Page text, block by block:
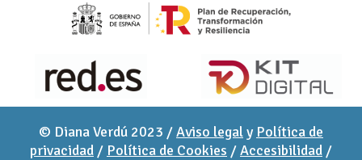
© Diana Verdú 2023 /Aviso legaly Política de
privacidad / Política de Cookies /Accesibilidad /